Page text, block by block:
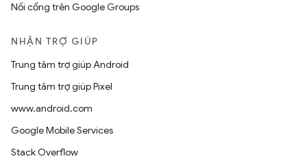
Nối cổng trên Google Groups
NHẬN TRỢ GIÚP
Trung tâm trợ giúp Android
Trung tâm trợ giúp Pixel
www.android.com
Google Mobile Services
Stack Overflow